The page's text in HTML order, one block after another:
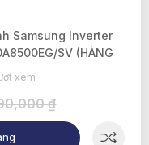
Samsung Inverter
SV (HÀNG
xem
₫